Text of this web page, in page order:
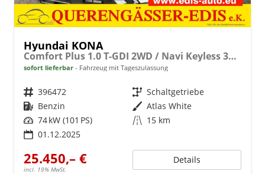
Hyundai KONA
Comfort Plus 1.0 T-GDI 2WD / Navi Keyless 360° Kam./ Sitz + Lenkradheiz. LED Alu 18"
sofort lieferbar Fahrzeug mit Tageszulassung
Fahrzeugnr. 396472 Getriebe Schaltgetriebe
Kraftstoff Benzin Außenfarbe Atlas White
Leistung 74 kW (101 PS) Kilometerstand 15 km
01.12.2025
25.450,– €
incl. 19% MwSt.
Details